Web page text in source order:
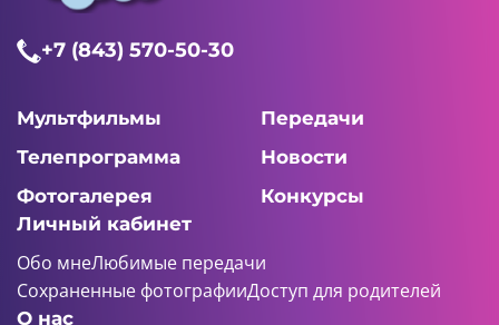
+7 (843) 570-50-30
Мультфильмы
Передачи
Телепрограмма
Новости
Фотогалерея
Конкурсы
Личный кабинет
Обо мнеЛюбимые передачи
Сохраненные фотографииДоступ для родителей
О нас